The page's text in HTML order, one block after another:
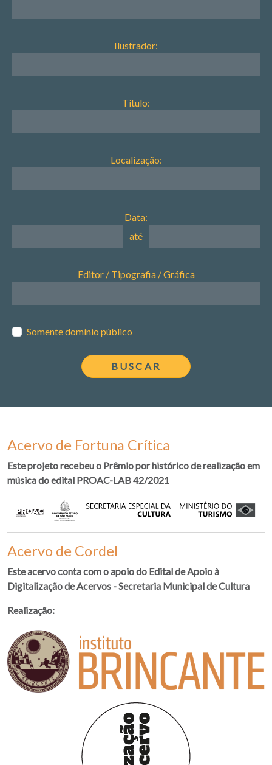
Ilustrador:
Título:
Localização:
Data:
até
Editor / Tipografia / Gráfica
Somente domínio público
Acervo de Fortuna Crítica
Este projeto recebeu o Prêmio por histórico de realização em
música do edital PROAC-LAB 42/2021
Acervo de Cordel
Este acervo conta com o apoio do Edital de Apoio à
Digitalização de Acervos - Secretaria Municipal de Cultura
Realização: